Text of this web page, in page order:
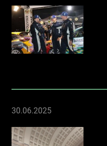
30.06.2025